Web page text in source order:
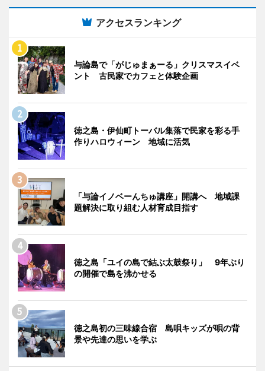
アクセスランキング
与論島で「がじゅまぁーる」クリスマスイベ
ント 古民家でカフェと体験企画
徳之島・伊仙町トーバル集落で民家を彩る手
作りハロウィーン 地域に活気
「与論イノベーんちゅ講座」開講へ 地域課
題解決に取り組む人材育成目指す
徳之島「ユイの島で結ぶ太鼓祭り」 9年ぶり
の開催で島を沸かせる
徳之島初の三味線合宿 島唄キッズが唄の背
景や先達の思いを学ぶ